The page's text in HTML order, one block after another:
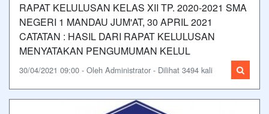
RAPAT KELULUSAN KELAS XII TP. 2020-2021 SMA
NEGERI 1 MANDAU JUM'AT, 30 APRIL 2021
CATATAN : HASIL DARI RAPAT KELULUSAN
MENYATAKAN PENGUMUMAN KELUL
30/04/2021 09:00 - Oleh Administrator - Dilihat 3494 kali